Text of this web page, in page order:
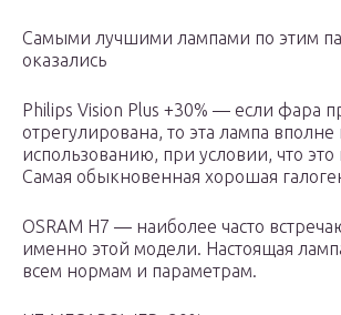
Самыми лучшими лампами по этим
оказались
Philips Vision Plus +30% — если фара
отрегулирована, то эта лампа вполне
использованию, при условии, что это
Самая обыкновенная хорошая
OSRAM Н7 — наиболее часто
именно этой модели. Настоящая
всем нормам и параметрам.